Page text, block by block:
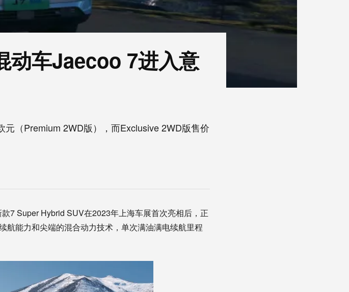
动车Jaecoo 7进入意
（Premium 2WD版），而Exclusive 2WD版售价
7 Super Hybrid SUV在2023年上海车展首次亮相后，正
航能力和尖端的混合动力技术，单次满油满电续航里程